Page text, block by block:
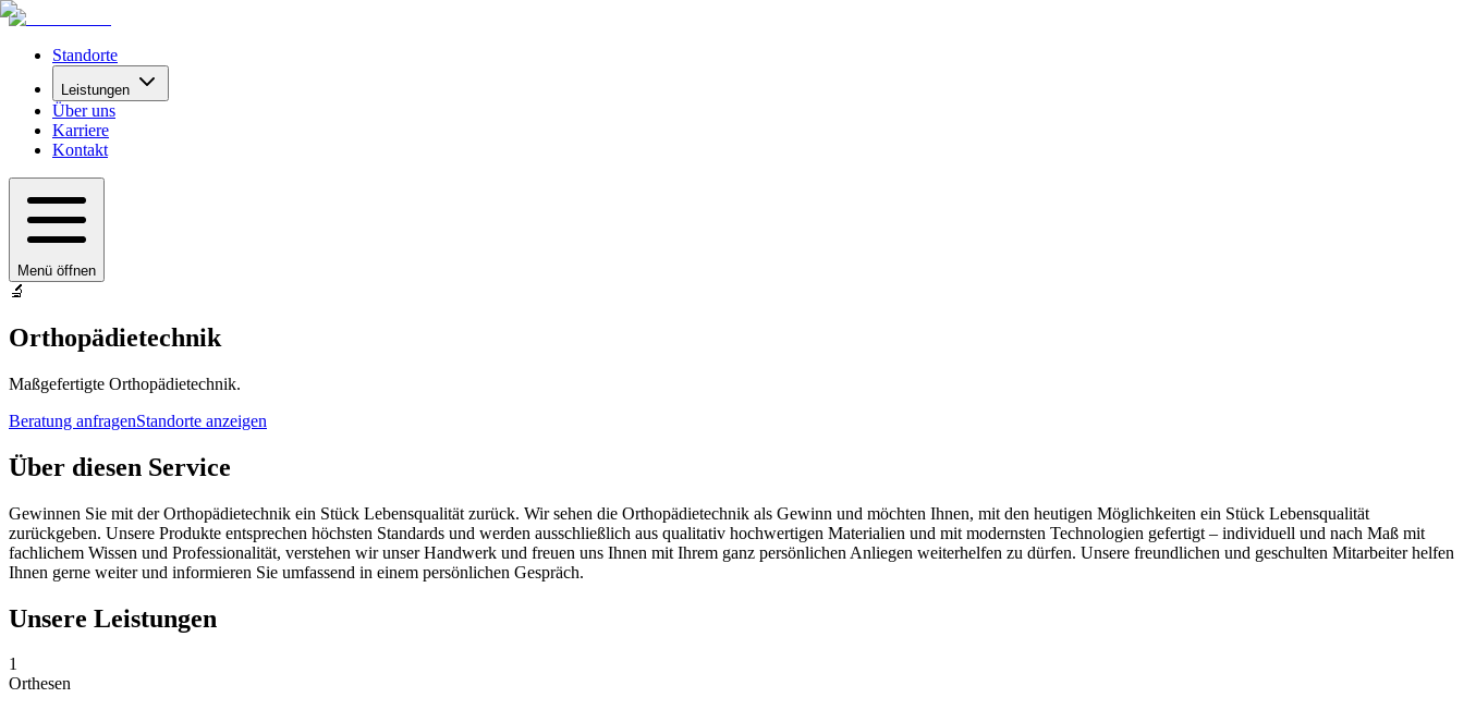
Standorte
Leistungen
Über uns
Karriere
Kontakt
Menü öffnen
🔬
Orthopädietechnik
Maßgefertigte Orthopädietechnik.
Beratung anfragenStandorte anzeigen
Über diesen Service
Gewinnen Sie mit der Orthopädietechnik ein Stück Lebensqualität zurück. Wir sehen die Orthopädietechnik als Gewinn und möchten Ihnen, mit den heutigen Möglichkeiten ein Stück Lebensqualität
zurückgeben. Unsere Produkte entsprechen höchsten Standards und werden ausschließlich aus qualitativ hochwertigen Materialien und mit modernsten Technologien gefertigt – individuell und nach Maß mit
fachlichem Wissen und Professionalität, verstehen wir unser Handwerk und freuen uns Ihnen mit Ihrem ganz persönlichen Anliegen weiterhelfen zu dürfen. Unsere freundlichen und geschulten Mitarbeiter helfen
Ihnen gerne weiter und informieren Sie umfassend in einem persönlichen Gespräch.
Unsere Leistungen
1
Orthesen